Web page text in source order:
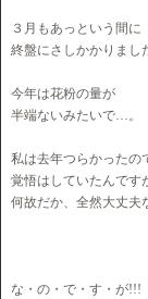
３月もあっという間に
終盤にさしかかりまし
今年は花粉の量が
半端ないみたいで…。
私は去年つらかったの
覚悟はしていたんです
何故だか、全然大丈夫
な・の・で・す・が!!!